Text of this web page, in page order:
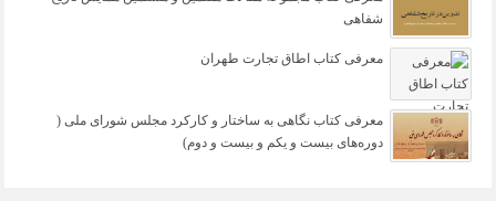
شفاهی
معرفی کتاب اطاق تجارت طهران
معرفی کتاب نگاهی به ساختار و کارکرد مجلس شورای ملی (
دوره‌های بیست و یکم و بیست و دوم)‏